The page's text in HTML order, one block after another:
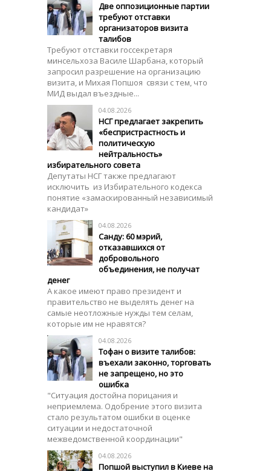
Две оппозиционные партии
требуют отставки
организаторов визита
талибов
Требуют отставки госсекретаря
минсельхоза Василе Шарбана, который
запросил разрешение на организацию
визита, и Михая Попшоя связи с тем, что
МИД выдал въездные...
04.08.2026
НСГ предлагает закрепить
«беспристрастность и
политическую
нейтральность»
избирательного совета
Депутаты НСГ также предлагают
исключить из Избирательного кодекса
понятие «замаскированный независимый
кандидат»
04.08.2026
Санду: 60 мэрий,
отказавшихся от
добровольного
объединения, не получат
денег
А какое имеют право президент и
правительство не выделять денег на
самые неотложные нужды тем селам,
которые им не нравятся?
04.08.2026
Тофан о визите талибов:
въехали законно, торговать
не запрещено, но это
ошибка
"Ситуация достойна порицания и
неприемлема. Одобрение этого визита
стало результатом ошибки в оценке
ситуации и недостаточной
межведомственной координации"
04.08.2026
Попшой выступил в Киеве на